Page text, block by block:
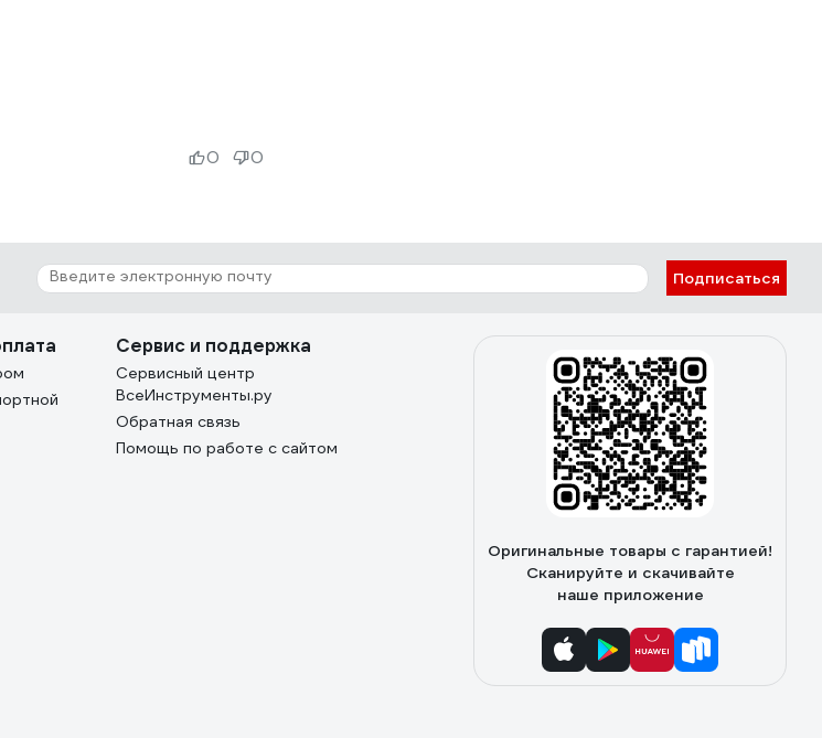
0 0
Подписаться
Сервис и поддержка
Сервисный центр
ВсеИнструменты.ру
Обратная связь
Помощь по работе с сайтом
Оригинальные товары с гарантией!
Сканируйте и скачивайте
наше приложение